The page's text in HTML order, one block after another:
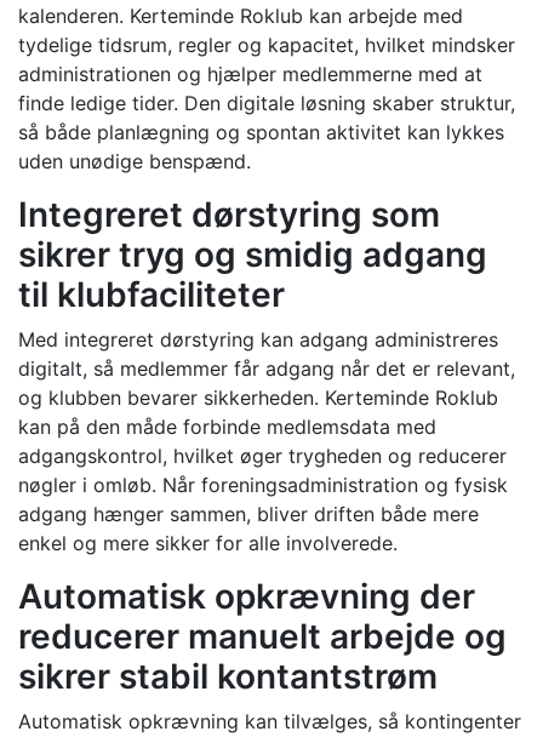
kalenderen. Kerteminde Roklub kan arbejde med
tydelige tidsrum, regler og kapacitet, hvilket mindsker
administrationen og hjælper medlemmerne med at
finde ledige tider. Den digitale løsning skaber struktur,
så både planlægning og spontan aktivitet kan lykkes
uden unødige benspænd.
Integreret dørstyring som
sikrer tryg og smidig adgang
til klubfaciliteter
Med integreret dørstyring kan adgang administreres
digitalt, så medlemmer får adgang når det er relevant,
og klubben bevarer sikkerheden. Kerteminde Roklub
kan på den måde forbinde medlemsdata med
adgangskontrol, hvilket øger trygheden og reducerer
nøgler i omløb. Når foreningsadministration og fysisk
adgang hænger sammen, bliver driften både mere
enkel og mere sikker for alle involverede.
Automatisk opkrævning der
reducerer manuelt arbejde og
sikrer stabil kontantstrøm
Automatisk opkrævning kan tilvælges, så kontingenter